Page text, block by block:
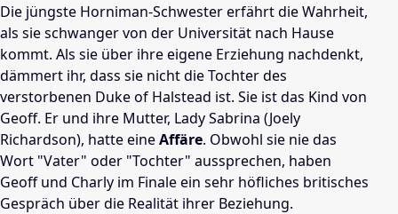
Die jüngste Horniman-Schwester erfährt die Wahrheit,
als sie schwanger von der Universität nach Hause
kommt. Als sie über ihre eigene Erziehung nachdenkt,
dämmert ihr, dass sie nicht die Tochter des
verstorbenen Duke of Halstead ist. Sie ist das Kind von
Geoff. Er und ihre Mutter, Lady Sabrina (Joely
Richardson), hatte eineAffäre. Obwohl sie nie das
Wort "Vater" oder "Tochter" aussprechen, haben
Geoff und Charly im Finale ein sehr höfliches britisches
Gespräch über die Realität ihrer Beziehung.